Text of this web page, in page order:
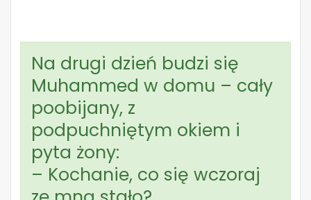
Na drugi dzień budzi się
Muhammed w domu – cały
poobijany, z
podpuchniętym okiem i
pyta żony:
– Kochanie, co się wczoraj